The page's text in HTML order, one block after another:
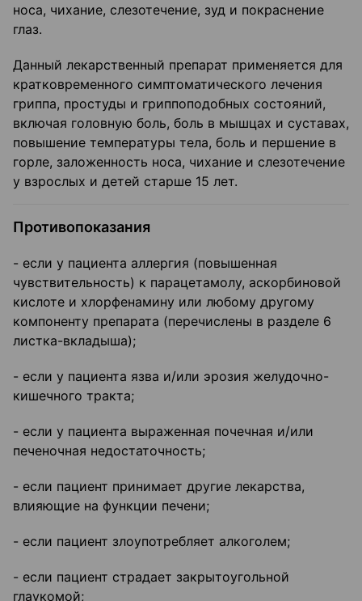
носа, чихание, слезотечение, зуд и покраснение
глаз.
Данный лекарственный препарат применяется для
кратковременного симптоматического лечения
гриппа, простуды и гриппоподобных состояний,
включая головную боль, боль в мышцах и суставах,
повышение температуры тела, боль и першение в
горле, заложенность носа, чихание и слезотечение
у взрослых и детей старше 15 лет.
Противопоказания
- если у пациента аллергия (повышенная
чувствительность) к парацетамолу, аскорбиновой
кислоте и хлорфенамину или любому другому
компоненту препарата (перечислены в разделе 6
листка-вкладыша);
- если у пациента язва и/или эрозия желудочно-
кишечного тракта;
- если у пациента выраженная почечная и/или
печеночная недостаточность;
- если пациент принимает другие лекарства,
влияющие на функции печени;
- если пациент злоупотребляет алкоголем;
- если пациент страдает закрытоугольной
глаукомой;